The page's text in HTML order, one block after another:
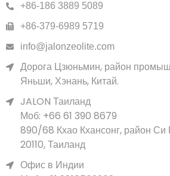
+86-186 3889 5089
+86-379-6989 5719
info@jalonzeolite.com
Дорога Цзюньмин, район
Яньши, Хэнань, Китай.
JALON Таиланд
Моб: +66 61 390 8679
890/68 Кхао Кхансонг, район Си
20110, Таиланд
Офис в Индии